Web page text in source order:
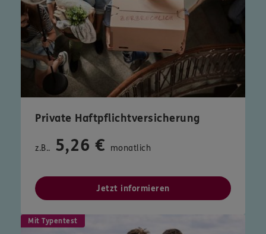
Private Haftpflichtversicherung
z.B.. 5,26 € monatlich
Jetzt informieren
Mit Typentest